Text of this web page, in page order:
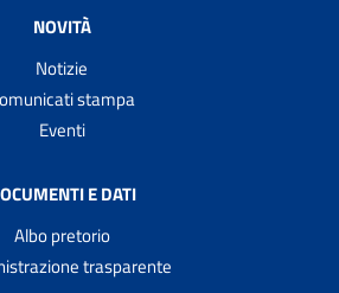
NOVITÀ
Notizie
stampa
Eventi
E DATI
Albo pretorio
trasparente